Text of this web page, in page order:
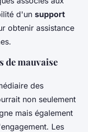
d'un support
obtenir assistance
de mauvaise
des
non seulement
mais également
Les